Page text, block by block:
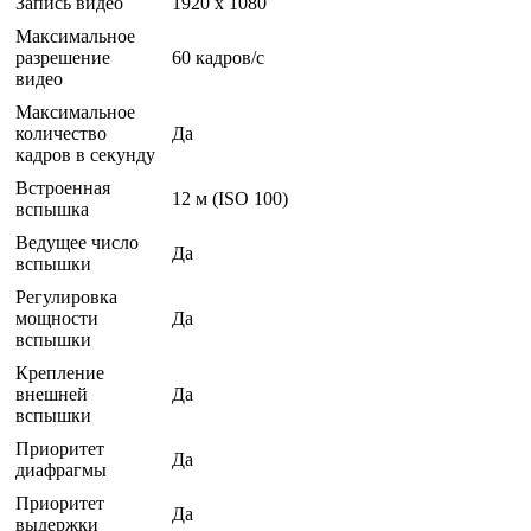
Максимальное
разрешение
видео
60 кадров/с
Максимальное
количество
кадров в секунду
Да
Встроенная
вспышка
12 м (ISO 100)
Ведущее число
вспышки
Да
Регулировка
мощности
вспышки
Да
Крепление
внешней
вспышки
Да
Приоритет
диафрагмы
Да
Приоритет
выдержки
Да